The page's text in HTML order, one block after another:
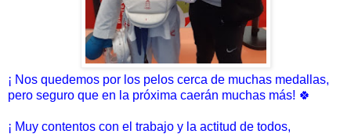
¡ Nos quedemos por los pelos cerca de muchas medallas,
pero seguro que en la próxima caerán muchas más! 🍀
¡ Muy contentos con el trabajo y la actitud de todos,